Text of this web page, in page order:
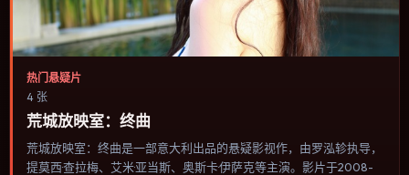
热门悬疑片
4 张
荒城放映室：终曲
荒城放映室：终曲是一部意大利出品的悬疑影视作，由罗泓轸执导，
提莫西·查拉梅、艾米·亚当斯、奥斯卡·伊萨克等主演。影片于2008-